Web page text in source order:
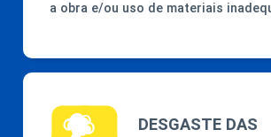
a obra e/ou uso de materiais
DESGASTE DAS